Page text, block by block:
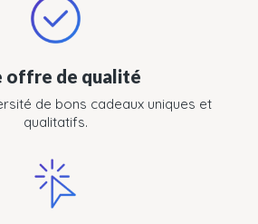
offre de qualité
de bons cadeaux uniques et
qualitatifs.